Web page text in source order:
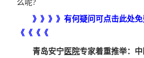
么呢?
》》》》有何疑问可点击此处
《《《《
青岛安宁医院专家着重推举：